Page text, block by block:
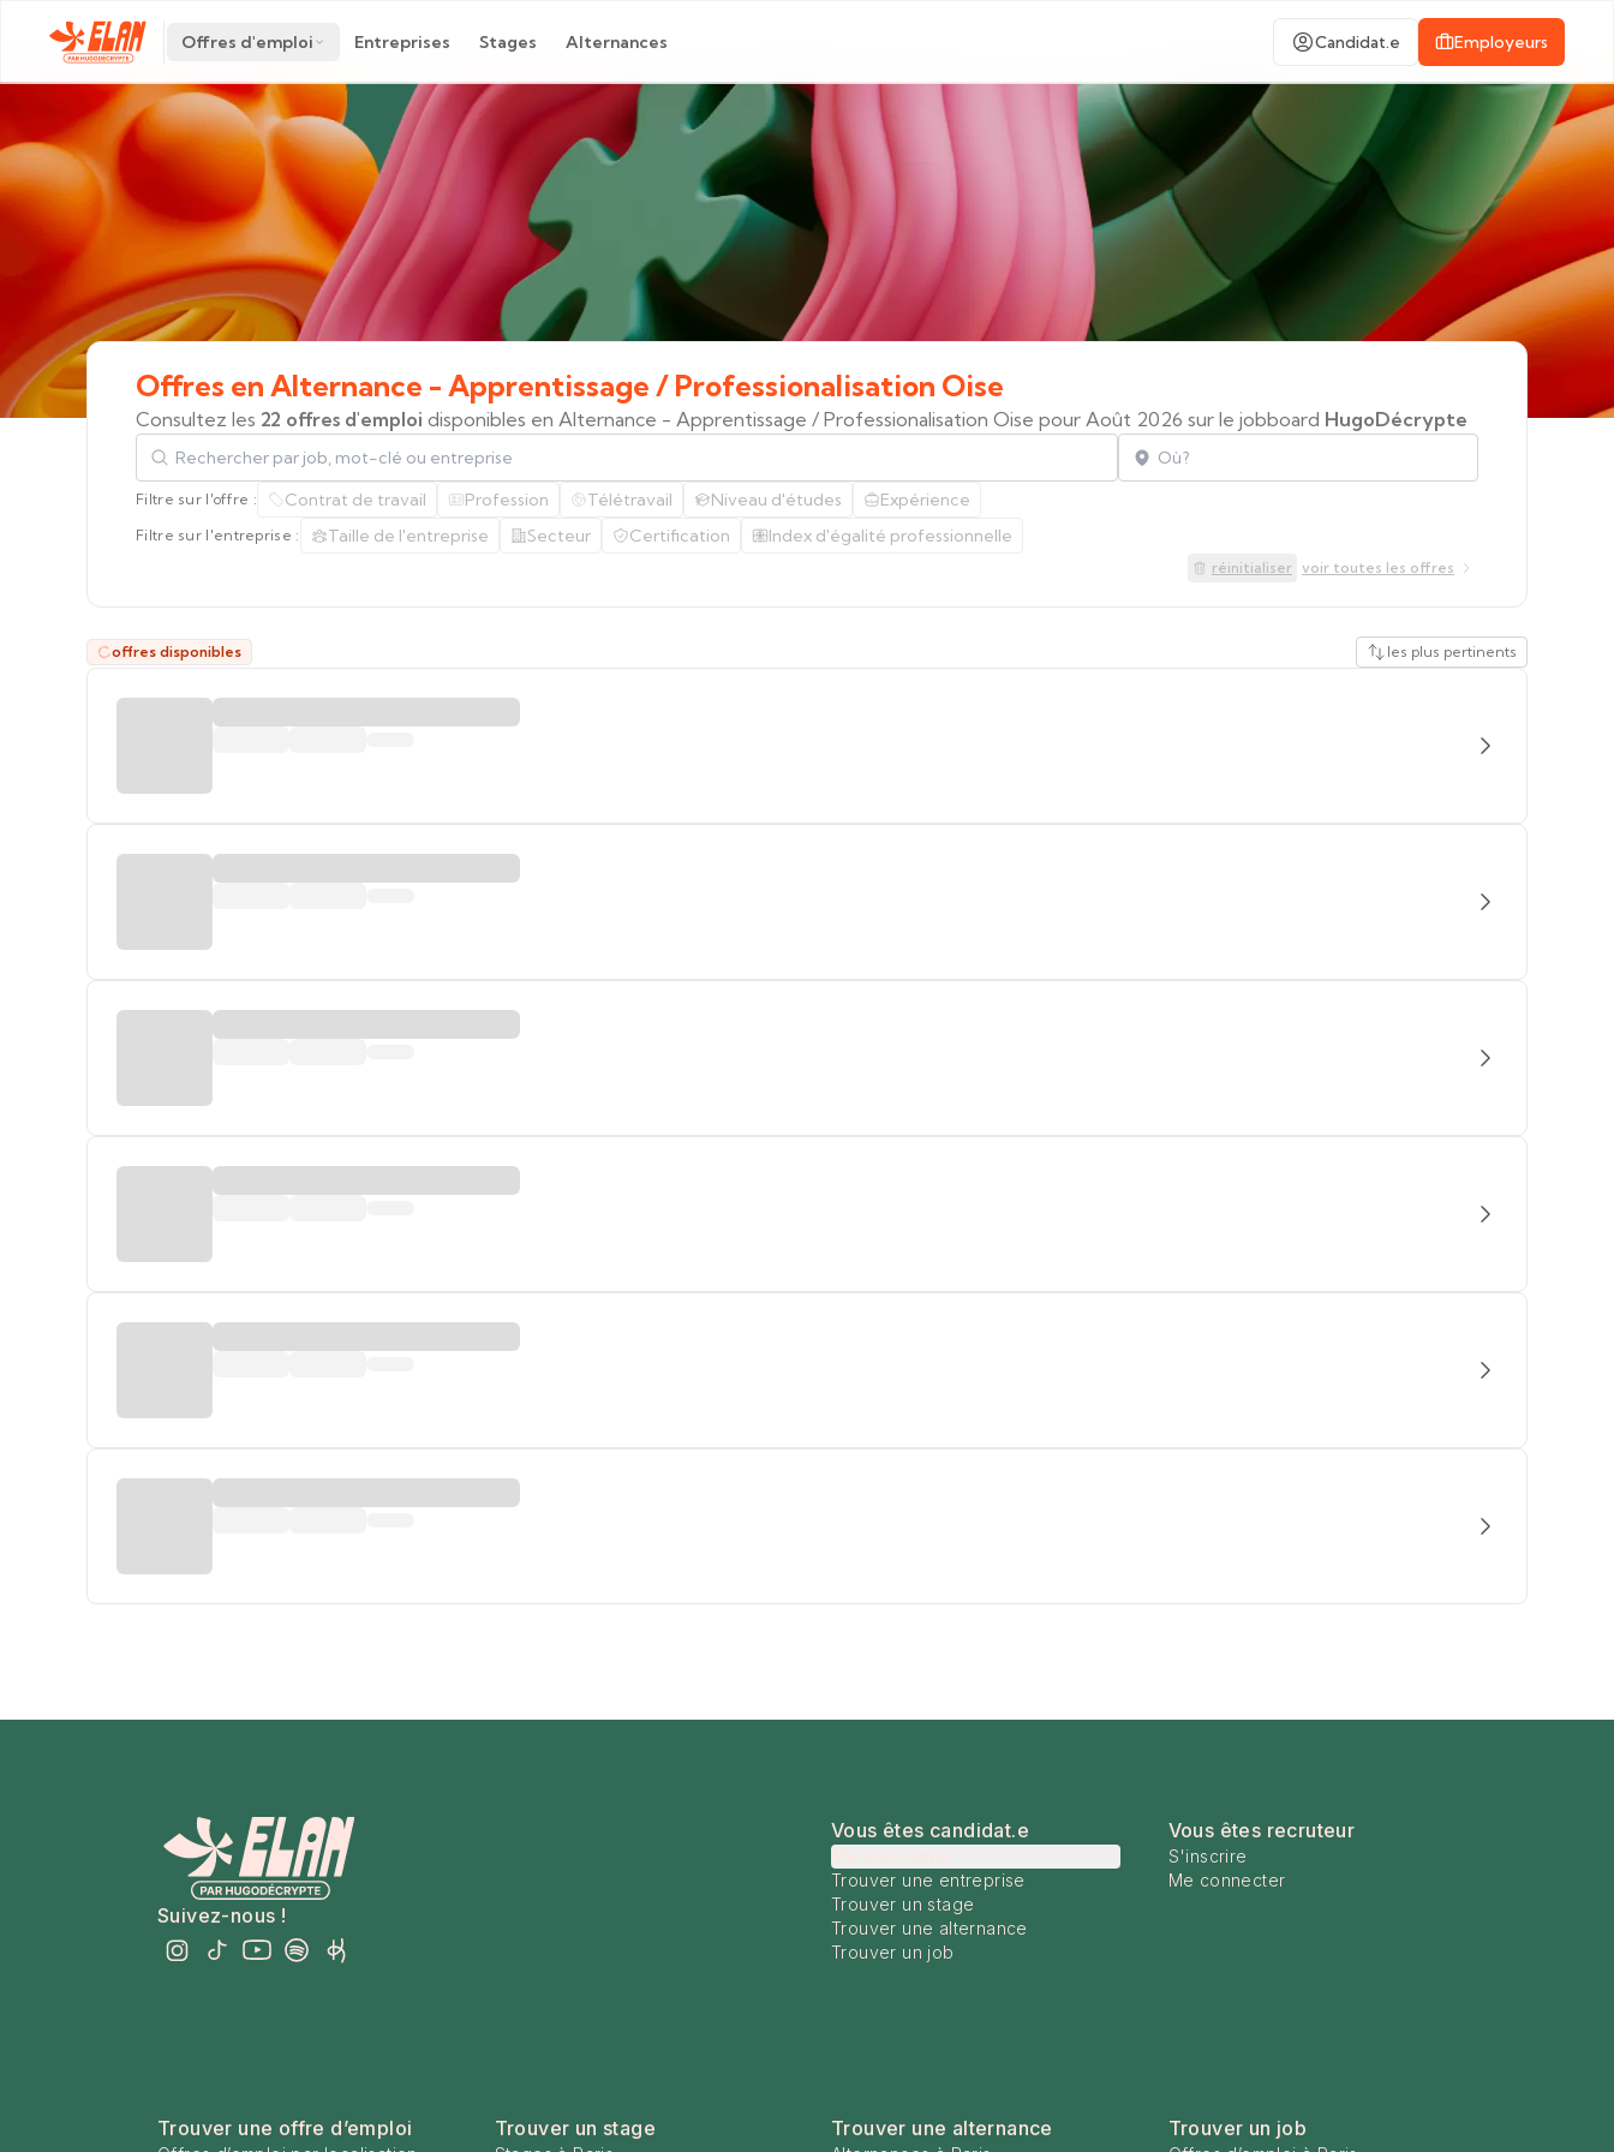
Offres d'emploi Entreprises Stages Alternances Candidat.e Employeurs
Offres en Alternance - Apprentissage / Professionalisation Oise
Consultez les 22 offres d'emploi disponibles en Alternance - Apprentissage / Professionalisation Oise pour Août 2026 sur le jobboard HugoDécrypte
Rechercher par job, mot-clé ou entreprise Localisation
Filtre sur l'offre : Contrat de travail Profession Télétravail Niveau d'études Expérience
Filtre sur l'entreprise : Taille de l'entreprise Secteur Certification Index d'égalité professionnelle
réinitialiser voir toutes les offres
offres disponibles les plus pertinents
Suivez-nous !
Vous êtes candidat.e
Trouver une entreprise
Trouver un stage
Trouver une alternance
Trouver un job
Vous êtes recruteur
S'inscrire
Me connecter
Trouver une offre d’emploi Trouver un stage Trouver une alternance Trouver un job